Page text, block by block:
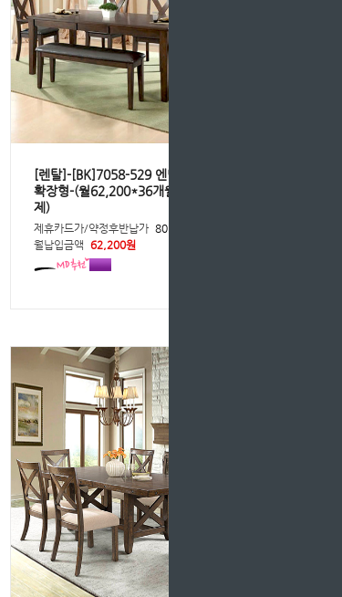
[렌탈]-[BK]7058-529 엔틱6인용식탁
확장형-(월62,200*36개월/등록비면
제)
제휴카드가/약정후반납가 80,860원
월납입금액 62,200원